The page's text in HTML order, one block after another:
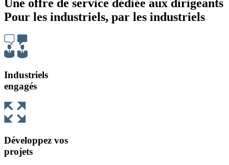
Une offre de service dédiée aux dirigeants
Pour les industriels, par les industriels
Industriels
engagés
Développez vos
projets